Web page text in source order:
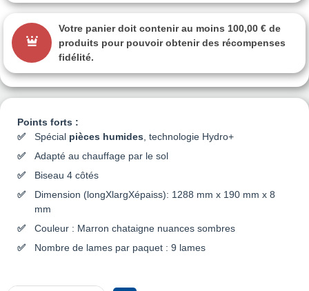
Points forts :
Spécial pièces humides , technologie Hydro+
Adapté au chauffage par le sol
Biseau 4 côtés
Dimension (longXlargXépaiss): 1288 mm x 190 mm x 8
mm
Couleur : Marron chataigne nuances sombres
Nombre de lames par paquet : 9 lames
Votre panier doit contenir au moins 100,00 € de
produits pour pouvoir obtenir des récompenses
fidélité.